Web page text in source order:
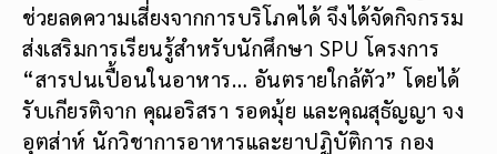
ช่วยลดความเสี่ยงจากการบริโภคได้ จึงได้จัดกิจกรรม
ส่งเสริมการเรียนรู้สำหรับนักศึกษา SPU โครงการ
“สารปนเปื้อนในอาหาร… อันตรายใกล้ตัว” โดยได้
รับเกียรติจาก คุณอริสรา รอดมุ้ย และคุณสุธัญญา จง
อุตส่าห์ นักวิชาการอาหารและยาปฏิบัติการ กอง